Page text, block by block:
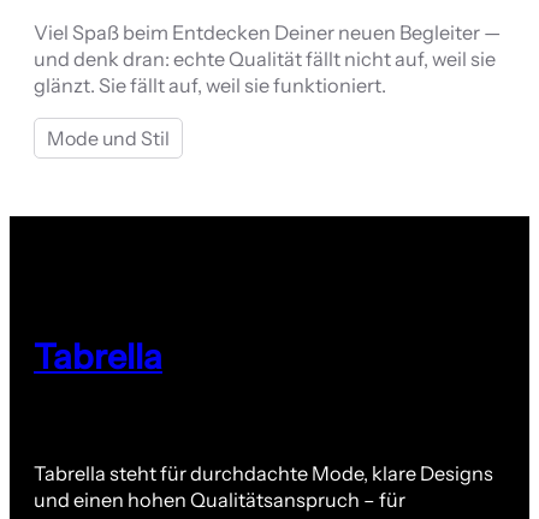
Viel Spaß beim Entdecken Deiner neuen Begleiter —
und denk dran: echte Qualität fällt nicht auf, weil sie
glänzt. Sie fällt auf, weil sie funktioniert.
Mode und Stil
Tabrella
Tabrella steht für durchdachte Mode, klare Designs
und einen hohen Qualitätsanspruch – für